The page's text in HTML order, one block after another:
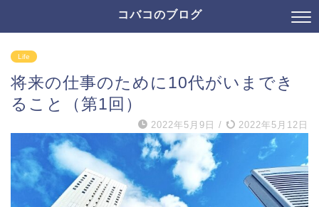
コバコのブログ
Life
将来の仕事のために10代がいまでき
ること（第1回）
2022年5月9日 / 2022年5月12日